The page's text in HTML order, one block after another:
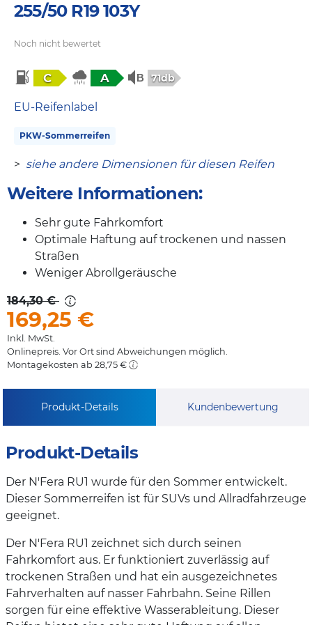
255/50 R19 103Y
Noch nicht bewertet
C A 71db
EU-Reifenlabel
PKW-Sommerreifen
> siehe andere Dimensionen für diesen Reifen
Weitere Informationen:
Sehr gute Fahrkomfort
Optimale Haftung auf trockenen und nassen
Straßen
Weniger Abrollgeräusche
184,30 €
169,25 €
Inkl. MwSt.
Onlinepreis. Vor Ort sind Abweichungen möglich.
Montagekosten ab 28,75 €
Produkt-Details Kundenbewertung
Produkt-Details
Der N'Fera RU1 wurde für den Sommer entwickelt.
Dieser Sommerreifen ist für SUVs und Allradfahrzeuge
geeignet.
Der N'Fera RU1 zeichnet sich durch seinen
Fahrkomfort aus. Er funktioniert zuverlässig auf
trockenen Straßen und hat ein ausgezeichnetes
Fahrverhalten auf nasser Fahrbahn. Seine Rillen
sorgen für eine effektive Wasserableitung. Dieser